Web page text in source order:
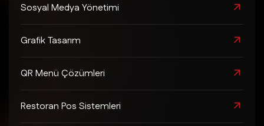
Sosyal Medya Yönetimi
Grafik Tasarım
QR Menü Çözümleri
Restoran Pos Sistemleri